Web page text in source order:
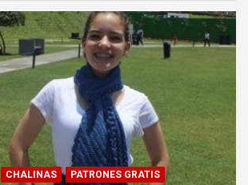
CHALINAS
PATRONES GRATIS